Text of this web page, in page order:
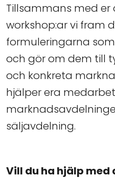
Tillsammans med er
workshop:ar vi fram
formuleringarna
och gör om dem till
och konkreta
hjälper era
säljavdelning.
Vill du ha hjälp